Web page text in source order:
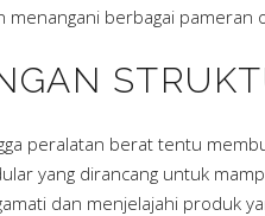
menangani berbagai
peralatan berat tentu
yang dirancang untuk
dan menjelajahi produk